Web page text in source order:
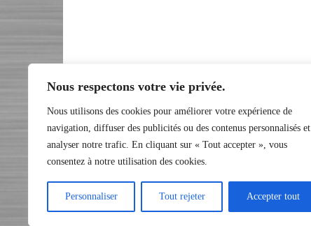
Nous respectons votre vie privée.
Nous utilisons des cookies pour améliorer votre expérience de
navigation, diffuser des publicités ou des contenus personnalisés et
analyser notre trafic. En cliquant sur « Tout accepter », vous
consentez à notre utilisation des cookies.
Personnaliser Tout rejeter Accepter tout